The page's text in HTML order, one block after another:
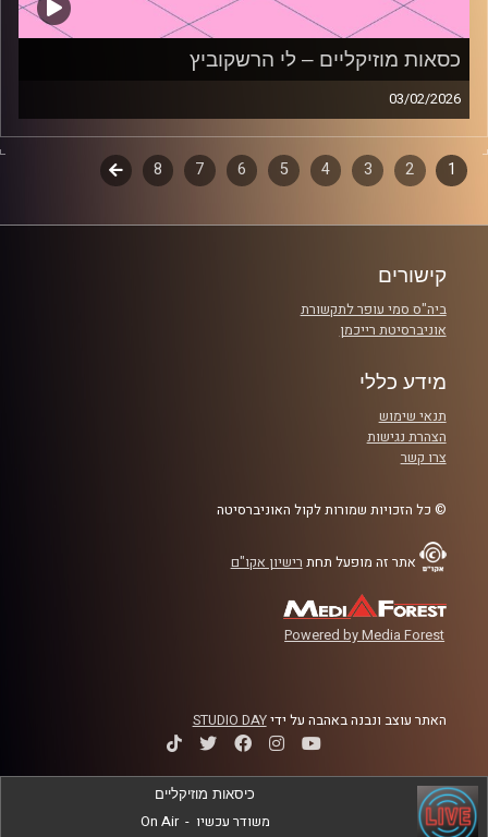
כסאות מוזיקליים – לי הרשקוביץ
03/02/2026
כסאות מוזיקליים עם לי הרשקוביץ
קרדיט תמונות:AudioVersity
דפדוף
1
2
3
4
5
6
7
8
לשלב
קישורים
ביה"ס סמי עופר לתקשורת
אוניברסיטת רייכמן
מידע כללי
תנאי שימוש
הצהרת נגישות
צרו קשר
© כל הזכויות שמורות לקול האוניברסיטה
אתר זה מופעל תחת רישיון אקו"ם
Powered by Media Forest
האתר עוצב ונבנה באהבה על ידיSTUDIO DAY
כיסאות מוזיקליים
משודר עכשיו -
On Air